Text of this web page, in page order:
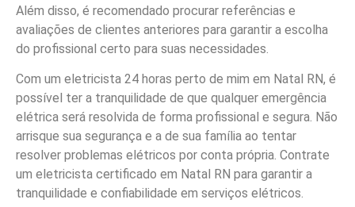
Além disso, é recomendado procurar referências e
avaliações de clientes anteriores para garantir a escolha
do profissional certo para suas necessidades.
Com um eletricista 24 horas perto de mim em Natal RN, é
possível ter a tranquilidade de que qualquer emergência
elétrica será resolvida de forma profissional e segura. Não
arrisque sua segurança e a de sua família ao tentar
resolver problemas elétricos por conta própria. Contrate
um eletricista certificado em Natal RN para garantir a
tranquilidade e confiabilidade em serviços elétricos.